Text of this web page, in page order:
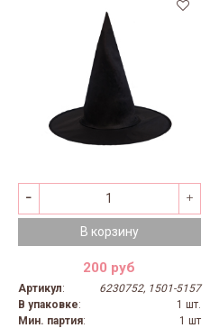
В корзину
200 руб
Артикул:
6230752, 1501-5157
В упаковке:
1 шт.
Мин. партия:
1 шт